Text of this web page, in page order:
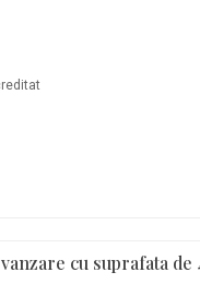
cu suprafata